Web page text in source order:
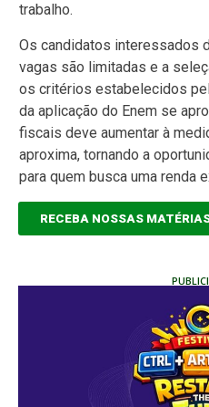
trabalho.
Os candidatos interessados
vagas são limitadas e a
os critérios estabelecidos
da aplicação do Enem se
fiscais deve aumentar à
aproxima, tornando a
para quem busca uma renda
RECEBA NOSSAS